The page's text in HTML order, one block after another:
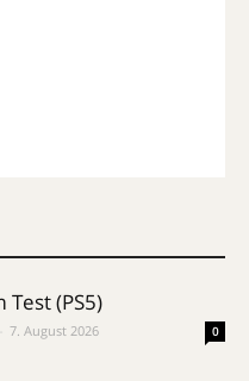
(PS5)
7. August 2026 0